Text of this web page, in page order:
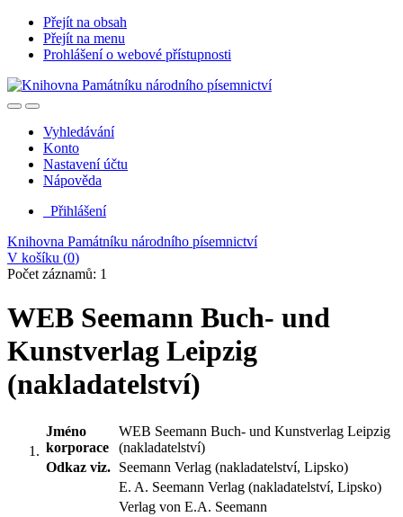
Přejít na obsah
Přejít na menu
Prohlášení o webové přístupnosti
Vyhledávání
Konto
Nastavení účtu
Nápověda
Přihlášení
Knihovna Památníku národního písemnictví
V košíku (0)
Počet záznamů: 1
WEB Seemann Buch- und
Kunstverlag Leipzig
(nakladatelství)
Jméno
korporace
WEB Seemann Buch- und Kunstverlag Leipzig
(nakladatelství)
Odkaz viz. Seemann Verlag (nakladatelství, Lipsko)
E. A. Seemann Verlag (nakladatelství, Lipsko)
Verlag von E.A. Seemann